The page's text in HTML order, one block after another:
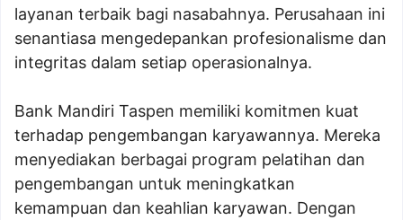
layanan terbaik bagi nasabahnya. Perusahaan ini
senantiasa mengedepankan profesionalisme dan
integritas dalam setiap operasionalnya.
Bank Mandiri Taspen memiliki komitmen kuat
terhadap pengembangan karyawannya. Mereka
menyediakan berbagai program pelatihan dan
pengembangan untuk meningkatkan
kemampuan dan keahlian karyawan. Dengan